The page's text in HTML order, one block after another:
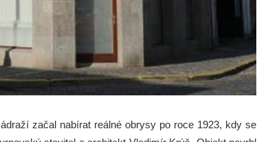
začal nabírat reálné obrysy po roce 1923, kdy se